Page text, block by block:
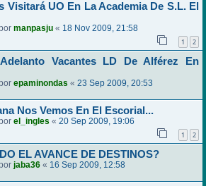
Visitará UO En La Academia De S.L. El
manpasju « 18 Nov 2009, 21:58
1 2
Vacantes LD De Alférez En
epaminondas « 23 Sep 2009, 20:53
Nos Vemos En El Escorial...
el_ingles « 20 Sep 2009, 19:06
1 2
EL AVANCE DE DESTINOS?
jaba36 « 16 Sep 2009, 12:58